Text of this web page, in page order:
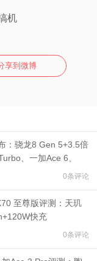
机
享到微博
：骁龙8 Gen 5+3.5倍
、一加Ace 6、
0条评论
至尊版评测：天玑
快充
0条评论